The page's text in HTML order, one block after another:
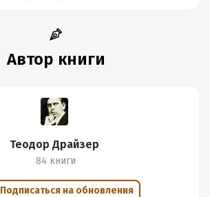
Автор книги
Теодор Драйзер
84 книги
Подписаться на обновления